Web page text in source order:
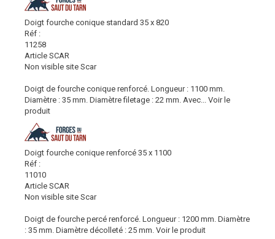
Doigt fourche conique standard 35 x 820
Réf :
11258
Article SCAR
Non visible site Scar
Doigt de fourche conique renforcé. Longueur : 1100 mm.
Diamètre : 35 mm. Diamètre filetage : 22 mm. Avec...
Voir le
produit
Doigt fourche conique renforcé 35 x 1100
Réf :
11010
Article SCAR
Non visible site Scar
Doigt de fourche percé renforcé. Longueur : 1200 mm. Diamètre
: 35 mm. Diamètre décolleté : 25 mm. Voir le produit